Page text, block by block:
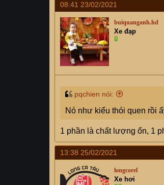
08:41 23/02/2021
buiquanganh.hd
Xe đạp
pqchien nói:
Nó như kiểu thói quen rồi
1 phần là chất lượng ổn, 1
13:38 25/02/2021
longcorel
Xe hơi